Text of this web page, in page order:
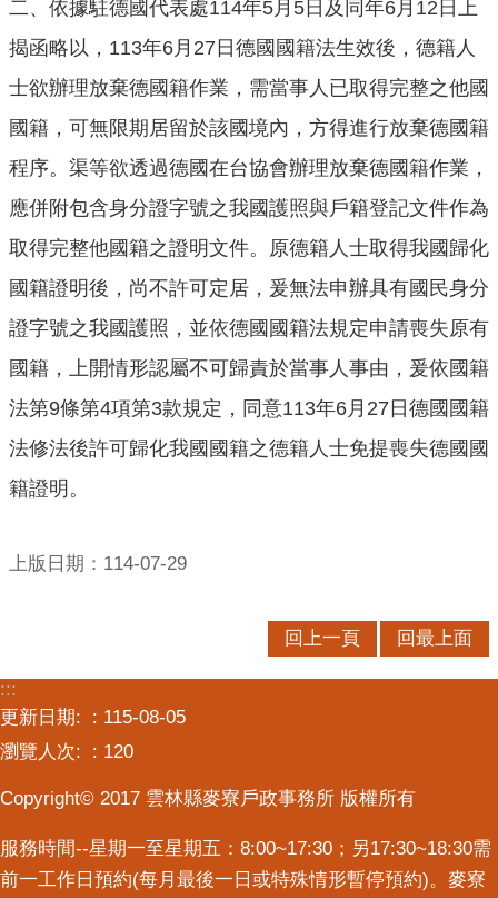
訊
意
交
相
關
連
結
二、依據駐德國代表處114年5月5日及同年6月12日上
揭函略以，113年6月27日德國國籍法生效後，德籍人
士欲辦理放棄德國籍作業，需當事人已取得完整之他國
國籍，可無限期居留於該國境內，方得進行放棄德國籍
程序。渠等欲透過德國在台協會辦理放棄德國籍作業，
應併附包含身分證字號之我國護照與戶籍登記文件作為
取得完整他國籍之證明文件。原德籍人士取得我國歸化
國籍證明後，尚不許可定居，爰無法申辦具有國民身分
證字號之我國護照，並依德國國籍法規定申請喪失原有
國籍，上開情形認屬不可歸責於當事人事由，爰依國籍
法第9條第4項第3款規定，同意113年6月27日德國國籍
法修法後許可歸化我國國籍之德籍人士免提喪失德國國
籍證明。
上版日期：114-07-29
回上一頁 回最上面
:::
更新日期:
115-08-05
瀏覽人次:
120
Copyright© 2017 雲林縣麥寮戶政事務所 版權所有
服務時間--星期一至星期五：8:00~17:30；另17:30~18:30需
前一工作日預約(每月最後一日或特殊情形暫停預約)。麥寮